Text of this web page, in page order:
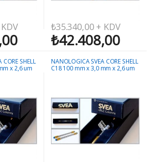
₺35.340,00+ KDV
₺42.408,00
SHELL
x 2,6 um
NANOLOGICA SVEA CORE SHELL
C18 100 mm x 3,0 mm x 2,6 um